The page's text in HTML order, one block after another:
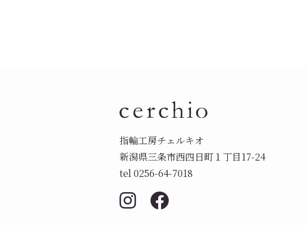
指輪工房チェルキオ
新潟県三条市西四日町１丁目17-24
tel 0256-64-7018